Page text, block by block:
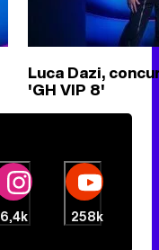
Luca Dazi,
'GH VIP 8'
6,4k 258k